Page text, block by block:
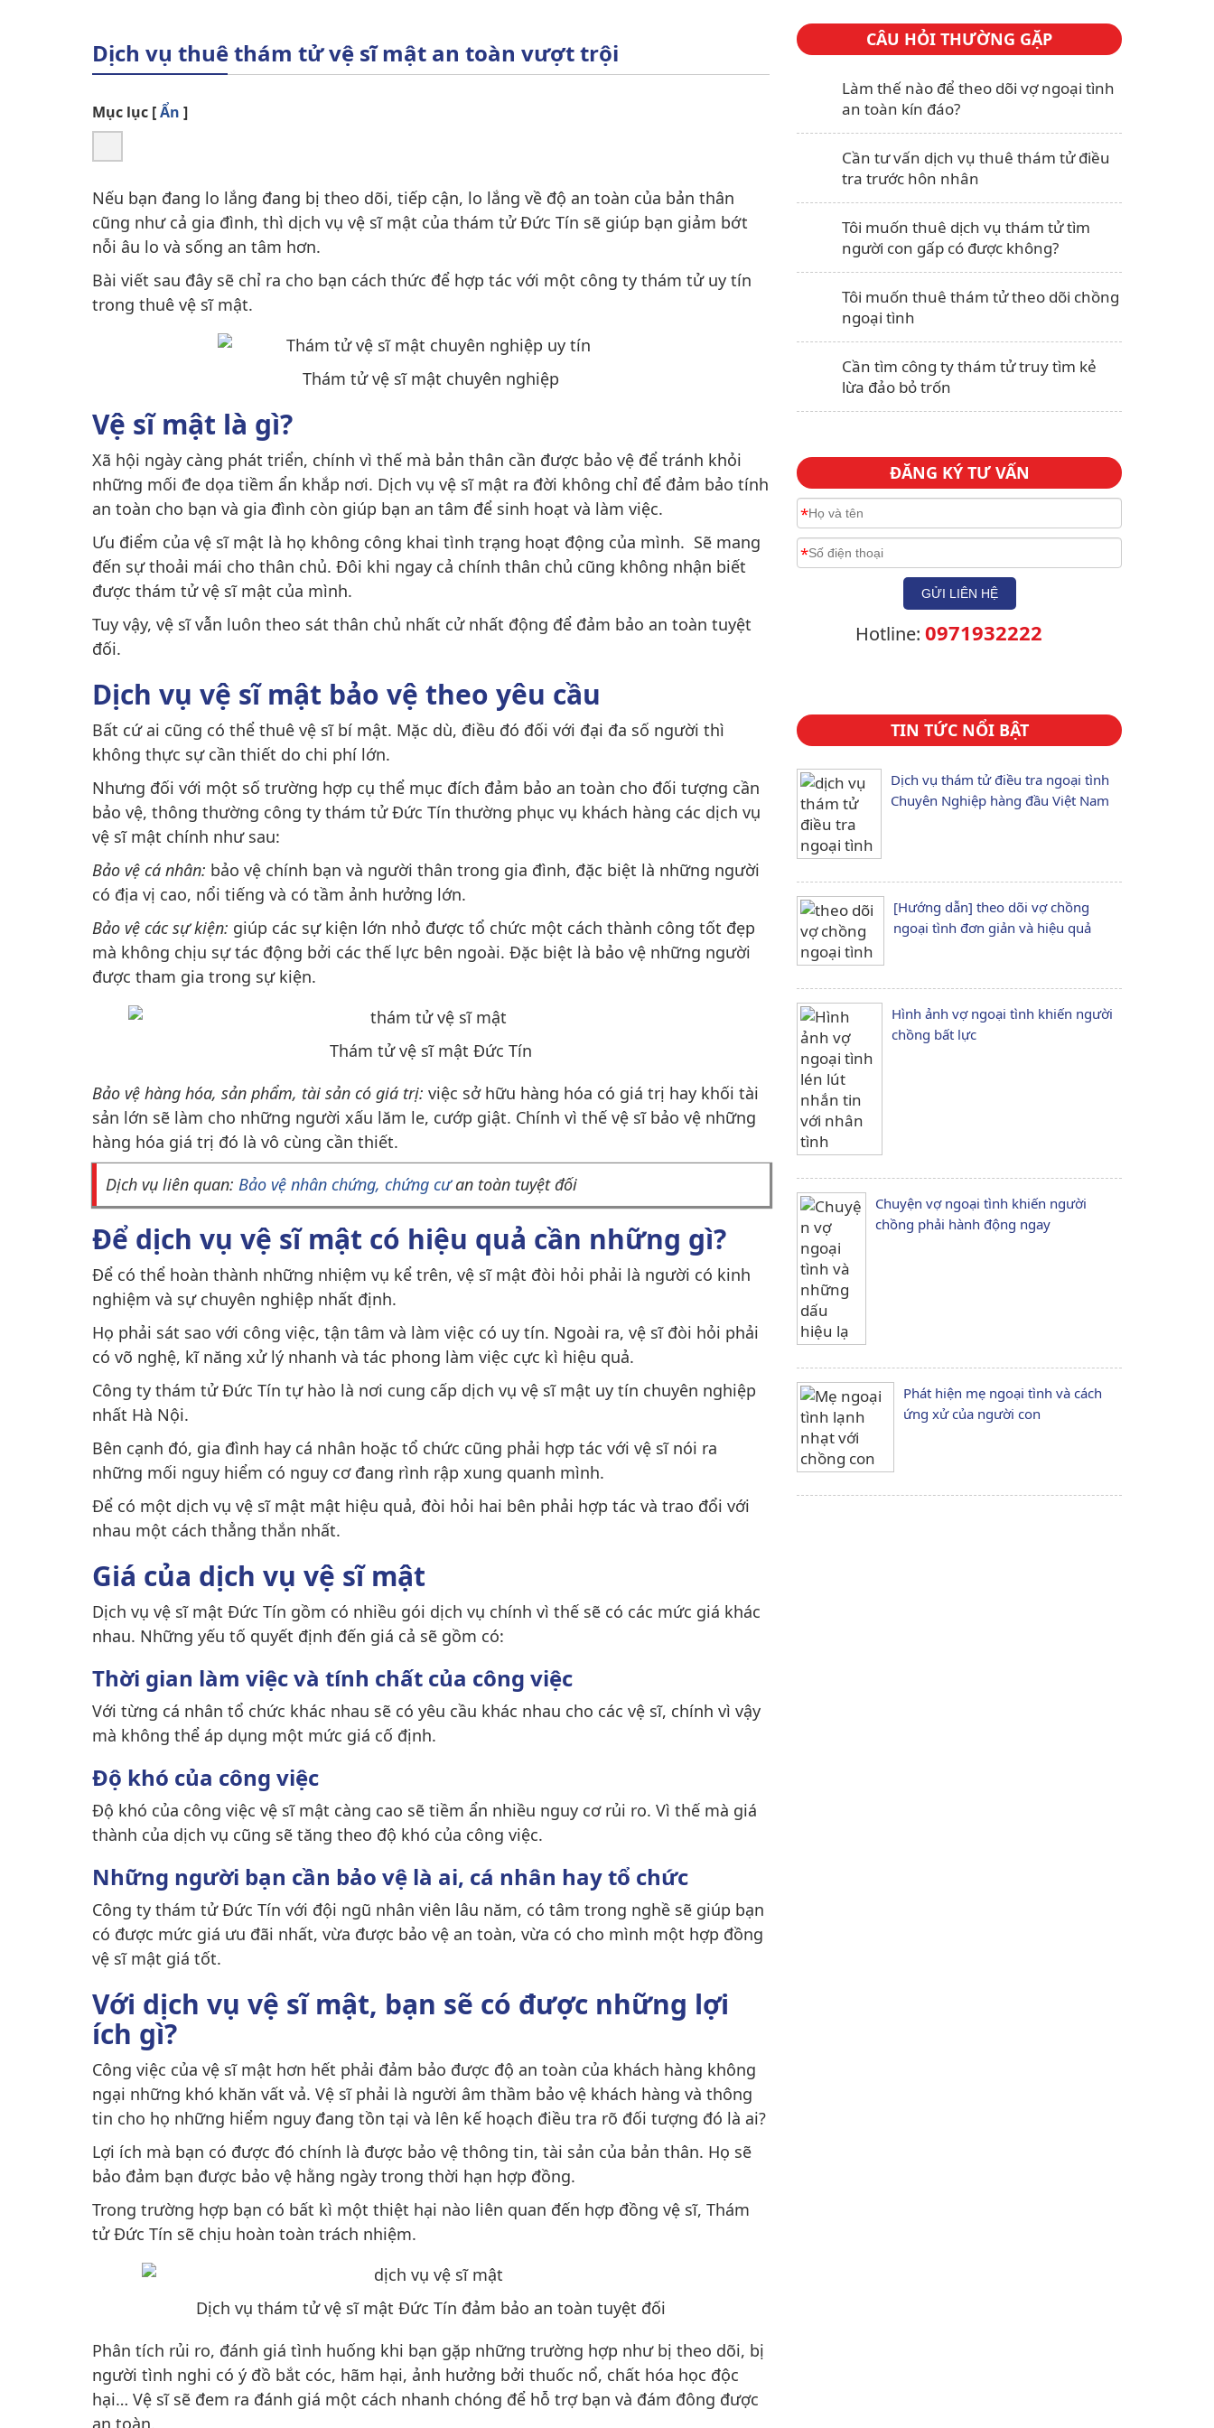
Dịch vụ thuê thám tử vệ sĩ mật an toàn vượt trội
Mục lục [Ẩn ]
Nếu bạn đang lo lắng đang bị theo dõi, tiếp cận, lo lắng về độ an toàn của bản thân
cũng như cả gia đình, thì dịch vụ vệ sĩ mật của thám tử Đức Tín sẽ giúp bạn giảm bớt
nỗi âu lo và sống an tâm hơn.
Bài viết sau đây sẽ chỉ ra cho bạn cách thức để hợp tác với một công ty thám tử uy tín
trong thuê vệ sĩ mật.
Thám tử vệ sĩ mật chuyên nghiệp
Vệ sĩ mật là gì?
Xã hội ngày càng phát triển, chính vì thế mà bản thân cần được bảo vệ để tránh khỏi
những mối đe dọa tiềm ẩn khắp nơi. Dịch vụ vệ sĩ mật ra đời không chỉ để đảm bảo tính
an toàn cho bạn và gia đình còn giúp bạn an tâm để sinh hoạt và làm việc.
Ưu điểm của vệ sĩ mật là họ không công khai tình trạng hoạt động của mình. Sẽ mang
đến sự thoải mái cho thân chủ. Đôi khi ngay cả chính thân chủ cũng không nhận biết
được thám tử vệ sĩ mật của mình.
Tuy vậy, vệ sĩ vẫn luôn theo sát thân chủ nhất cử nhất động để đảm bảo an toàn tuyệt
đối.
Dịch vụ vệ sĩ mật bảo vệ theo yêu cầu
Bất cứ ai cũng có thể thuê vệ sĩ bí mật. Mặc dù, điều đó đối với đại đa số người thì
không thực sự cần thiết do chi phí lớn.
Nhưng đối với một số trường hợp cụ thể mục đích đảm bảo an toàn cho đối tượng cần
bảo vệ, thông thường công ty thám tử Đức Tín thường phục vụ khách hàng các dịch vụ
vệ sĩ mật chính như sau:
Bảo vệ cá nhân: bảo vệ chính bạn và người thân trong gia đình, đặc biệt là những người
có địa vị cao, nổi tiếng và có tầm ảnh hưởng lớn.
Bảo vệ các sự kiện: giúp các sự kiện lớn nhỏ được tổ chức một cách thành công tốt đẹp
mà không chịu sự tác động bởi các thế lực bên ngoài. Đặc biệt là bảo vệ những người
được tham gia trong sự kiện.
Thám tử vệ sĩ mật Đức Tín
Bảo vệ hàng hóa, sản phẩm, tài sản có giá trị: việc sở hữu hàng hóa có giá trị hay khối tài
sản lớn sẽ làm cho những người xấu lăm le, cướp giật. Chính vì thế vệ sĩ bảo vệ những
hàng hóa giá trị đó là vô cùng cần thiết.
Dịch vụ liên quan: Bảo vệ nhân chứng, chứng cưan toàn tuyệt đối
Để dịch vụ vệ sĩ mật có hiệu quả cần những gì?
Để có thể hoàn thành những nhiệm vụ kể trên, vệ sĩ mật đòi hỏi phải là người có kinh
nghiệm và sự chuyên nghiệp nhất định.
Họ phải sát sao với công việc, tận tâm và làm việc có uy tín. Ngoài ra, vệ sĩ đòi hỏi phải
có võ nghệ, kĩ năng xử lý nhanh và tác phong làm việc cực kì hiệu quả.
Công ty thám tử Đức Tín tự hào là nơi cung cấp dịch vụ vệ sĩ mật uy tín chuyên nghiệp
nhất Hà Nội.
Bên cạnh đó, gia đình hay cá nhân hoặc tổ chức cũng phải hợp tác với vệ sĩ nói ra
những mối nguy hiểm có nguy cơ đang rình rập xung quanh mình.
Để có một dịch vụ vệ sĩ mật mật hiệu quả, đòi hỏi hai bên phải hợp tác và trao đổi với
nhau một cách thẳng thắn nhất.
Giá của dịch vụ vệ sĩ mật
Dịch vụ vệ sĩ mật Đức Tín gồm có nhiều gói dịch vụ chính vì thế sẽ có các mức giá khác
nhau. Những yếu tố quyết định đến giá cả sẽ gồm có:
Thời gian làm việc và tính chất của công việc
Với từng cá nhân tổ chức khác nhau sẽ có yêu cầu khác nhau cho các vệ sĩ, chính vì vậy
mà không thể áp dụng một mức giá cố định.
Độ khó của công việc
Độ khó của công việc vệ sĩ mật càng cao sẽ tiềm ẩn nhiều nguy cơ rủi ro. Vì thế mà giá
thành của dịch vụ cũng sẽ tăng theo độ khó của công việc.
Những người bạn cần bảo vệ là ai, cá nhân hay tổ chức
Công ty thám tử Đức Tín với đội ngũ nhân viên lâu năm, có tâm trong nghề sẽ giúp bạn
có được mức giá ưu đãi nhất, vừa được bảo vệ an toàn, vừa có cho mình một hợp đồng
vệ sĩ mật giá tốt.
Với dịch vụ vệ sĩ mật, bạn sẽ có được những lợi
ích gì?
Công việc của vệ sĩ mật hơn hết phải đảm bảo được độ an toàn của khách hàng không
ngại những khó khăn vất vả. Vệ sĩ phải là người âm thầm bảo vệ khách hàng và thông
tin cho họ những hiểm nguy đang tồn tại và lên kế hoạch điều tra rõ đối tượng đó là ai?
Lợi ích mà bạn có được đó chính là được bảo vệ thông tin, tài sản của bản thân. Họ sẽ
bảo đảm bạn được bảo vệ hằng ngày trong thời hạn hợp đồng.
Trong trường hợp bạn có bất kì một thiệt hại nào liên quan đến hợp đồng vệ sĩ, Thám
tử Đức Tín sẽ chịu hoàn toàn trách nhiệm.
Dịch vụ thám tử vệ sĩ mật Đức Tín đảm bảo an toàn tuyệt đối
Phân tích rủi ro, đánh giá tình huống khi bạn gặp những trường hợp như bị theo dõi, bị
người tình nghi có ý đồ bắt cóc, hãm hại, ảnh hưởng bởi thuốc nổ, chất hóa học độc
hại… Vệ sĩ sẽ đem ra đánh giá một cách nhanh chóng để hỗ trợ bạn và đám đông được
an toàn.
CÂU HỎI THƯỜNG GẶP
Làm thế nào để theo dõi vợ ngoại tình
an toàn kín đáo?
Cần tư vấn dịch vụ thuê thám tử điều
tra trước hôn nhân
Tôi muốn thuê dịch vụ thám tử tìm
người con gấp có được không?
Tôi muốn thuê thám tử theo dõi chồng
ngoại tình
Cần tìm công ty thám tử truy tìm kẻ
lừa đảo bỏ trốn
ĐĂNG KÝ TƯ VẤN
*
*
Hotline: 0971932222
TIN TỨC NỔI BẬT
Dịch vụ thám tử điều tra ngoại tình
Chuyên Nghiệp hàng đầu Việt Nam
[Hướng dẫn] theo dõi vợ chồng
ngoại tình đơn giản và hiệu quả
Hình ảnh vợ ngoại tình khiến người
chồng bất lực
Chuyện vợ ngoại tình khiến người
chồng phải hành động ngay
Phát hiện mẹ ngoại tình và cách
ứng xử của người con